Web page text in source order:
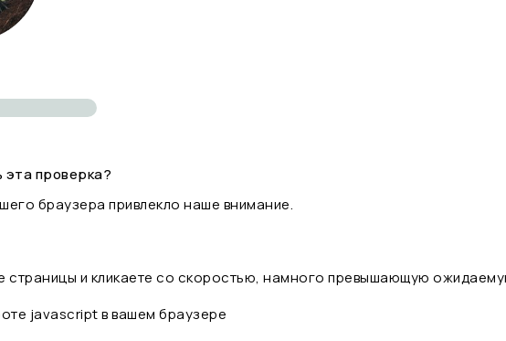
проверка?
браузера привлекло наше внимание.
страницы и кликаете со скоростью, намного превышающую
javascript в вашем браузере